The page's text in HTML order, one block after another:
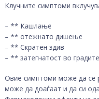
Клучните симптоми
– ** Кашлање
– ** отежнато дишење
– ** Скратен здив
– ** затегнатост во градите
Овие симптоми може да се
може да доаѓаат и да си